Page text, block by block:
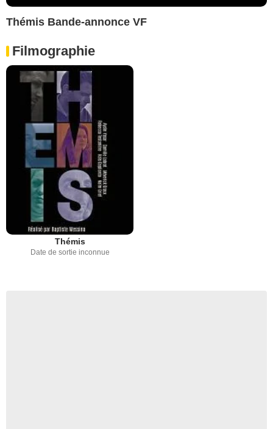
Thémis Bande-annonce VF
Filmographie
Thémis
Date de sortie inconnue